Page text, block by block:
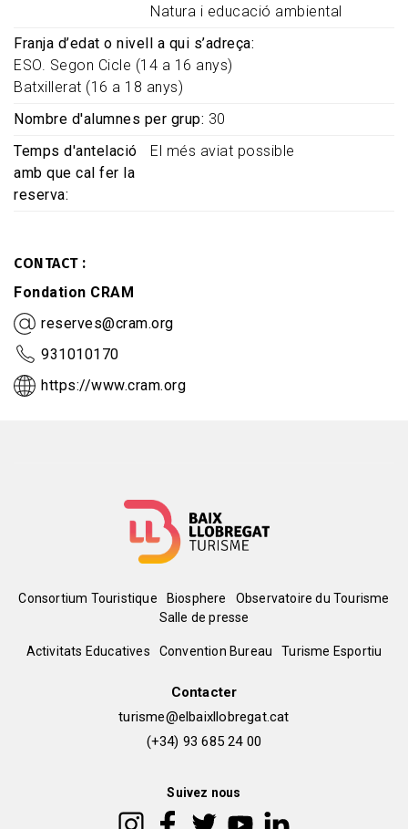
CONTACT
Fondation CRAM
reserves@cram.org
931010170
https://www.cram.org
Natura i educació ambiental
Franja d’edat o nivell a qui s’adreça
ESO. Segon Cicle (14 a 16 anys)
Batxillerat (16 a 18 anys)
Nombre d'alumnes per grup 30
Temps d'antelació
amb que cal fer la
reserva
El més aviat possible
Menú
del
Consortium Touristique Biosphere
Observatoire du Tourisme
Salle de presse
Peu
Activitats Educatives Convention Bureau Turisme Esportiu
Contacter
turisme@elbaixllobregat.cat
(+34) 93 685 24 00
Suivez nous